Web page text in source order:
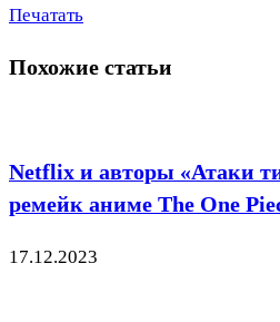
Печатать
Похожие статьи
Netflix и авторы «Атаки
ремейк аниме The One
17.12.2023